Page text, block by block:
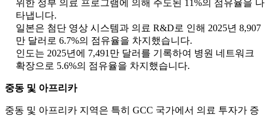
위한 정부 의료 프로그램에 의해 주도된 11%의 점유율을 나
타냅니다.
일본은 첨단 영상 시스템과 의료 R&D로 인해 2025년 8,907
만 달러로 6.7%의 점유율을 차지했습니다.
인도는 2025년에 7,491만 달러를 기록하여 병원 네트워크
확장으로 5.6%의 점유율을 차지했습니다.
중동 및 아프리카
중동 및 아프리카 지역은 특히 GCC 국가에서 의료 투자가 증